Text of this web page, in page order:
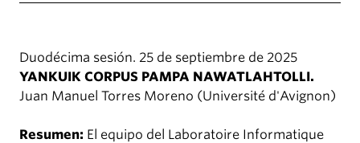
Duodécima sesión. 25 de septiembre de 2025
YANKUIK CORPUS PAMPA NAWATLAHTOLLI.
Juan Manuel Torres Moreno (Université d'Avignon)
Resumen: El equipo del Laboratoire Informatique